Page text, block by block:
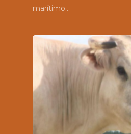
marítimo…